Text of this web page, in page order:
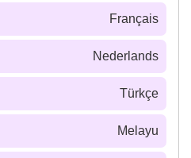
Français
Nederlands
Türkçe
Melayu